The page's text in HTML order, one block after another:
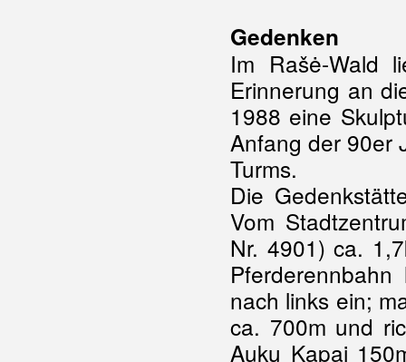
Gedenken
Im Rašė-Wald
Erinnerung an
1988 eine
Anfang der 90er
Turms.
Die
Vom
Nr. 4901) ca.
nach links ein;
ca. 700m und
Aukų Kapai